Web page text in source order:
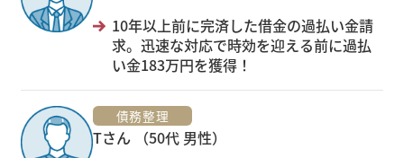
10年以上前に完済した借金の過払い金請
求。迅速な対応で時効を迎える前に過払
い金183万円を獲得！
債務整理
Tさん （50代 男性）